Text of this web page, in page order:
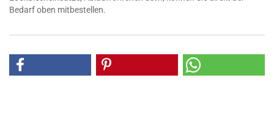
Bedarf oben mitbestellen.